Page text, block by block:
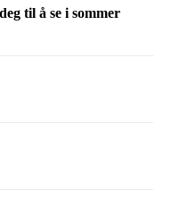
til å se i sommer